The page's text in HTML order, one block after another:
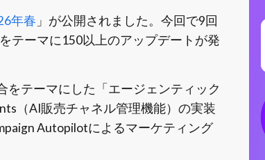
年春 」が公開されました。今回で9回
テーマに150以上のアップデートが発
をテーマにした「エージェンティック
（AI販売チャネル管理機能）の実装
Autopilotによるマーケティング